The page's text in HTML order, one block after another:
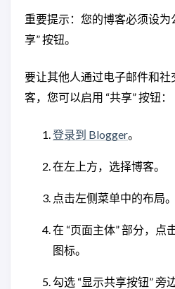
重要提示：您的博客必须设为
享” 按钮。
要让其他人通过电子邮件和
客，您可以启用 “共享” 按钮：
登录到 Blogger。
在左上方，选择博客。
点击左侧菜单中的布局。
在 “页面主体” 部分，点
图标。
勾选 “显示共享按钮” 旁